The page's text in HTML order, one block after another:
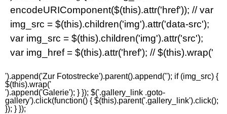
encodeURIComponent($(this).attr('href')); // var
img_src = $(this).children('img').attr('data-src');
var img_src = $(this).children('img').attr('src');
var img_href = $(this).attr('href'); // $(this).wrap('
').append('Zur Fotostrecke').parent().append(''); if (img_src) {
$(this).wrap('
').append('Galerie'); } }); $('.gallery_link .goto-
gallery').click(function() { $(this).parent('.gallery_link').click();
}); } });